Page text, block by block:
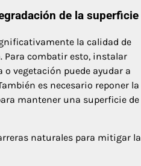
de la superficie
la calidad de
Para combatir esto, instalar
o vegetación puede ayudar a
es necesario reponer la
mantener una superficie de
naturales para mitigar la